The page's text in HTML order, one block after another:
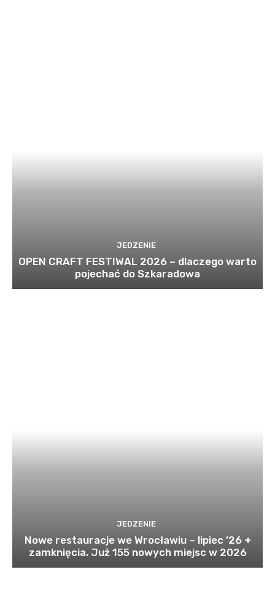
JEDZENIE
OPEN CRAFT FESTIWAL 2026 – dlaczego warto
pojechać do Szkaradowa
JEDZENIE
Nowe restauracje we Wrocławiu – lipiec ’26 +
zamknięcia. Już 155 nowych miejsc w 2026